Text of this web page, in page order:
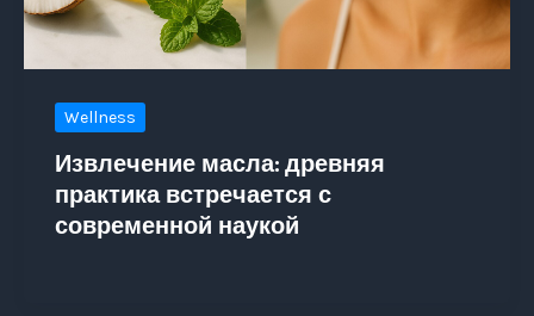
Wellness
Извлечение масла: древняя
практика встречается с
современной наукой